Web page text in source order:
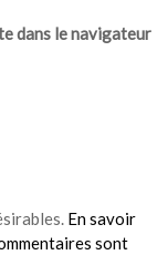
dans le navigateur
En savoir
sont